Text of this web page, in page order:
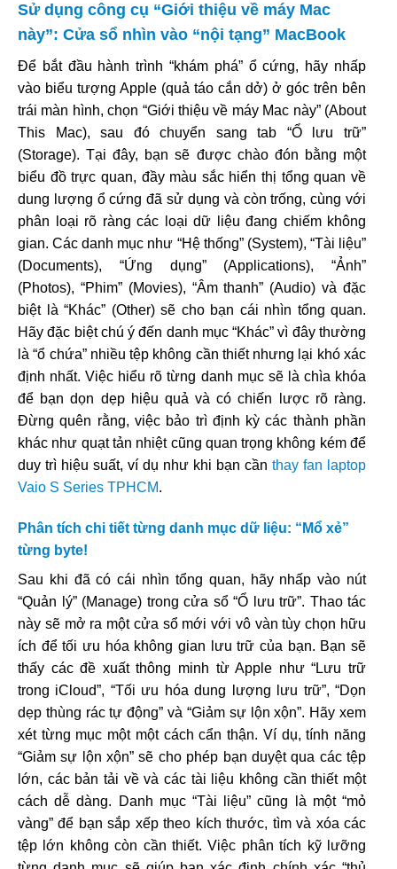
Sử dụng công cụ “Giới thiệu về máy Mac
này”: Cửa sổ nhìn vào “nội tạng” MacBook
Để bắt đầu hành trình “khám phá” ổ cứng, hãy nhấp
vào biểu tượng Apple (quả táo cắn dở) ở góc trên bên
trái màn hình, chọn “Giới thiệu về máy Mac này” (About
This Mac), sau đó chuyển sang tab “Ổ lưu trữ”
(Storage). Tại đây, bạn sẽ được chào đón bằng một
biểu đồ trực quan, đầy màu sắc hiển thị tổng quan về
dung lượng ổ cứng đã sử dụng và còn trống, cùng với
phân loại rõ ràng các loại dữ liệu đang chiếm không
gian. Các danh mục như “Hệ thống” (System), “Tài liệu”
(Documents), “Ứng dụng” (Applications), “Ảnh”
(Photos), “Phim” (Movies), “Âm thanh” (Audio) và đặc
biệt là “Khác” (Other) sẽ cho bạn cái nhìn tổng quan.
Hãy đặc biệt chú ý đến danh mục “Khác” vì đây thường
là “ổ chứa” nhiều tệp không cần thiết nhưng lại khó xác
định nhất. Việc hiểu rõ từng danh mục sẽ là chìa khóa
để bạn dọn dẹp hiệu quả và có chiến lược rõ ràng.
Đừng quên rằng, việc bảo trì định kỳ các thành phần
khác như quạt tản nhiệt cũng quan trọng không kém để
duy trì hiệu suất, ví dụ như khi bạn cần thay fan laptop
Vaio S Series TPHCM.
Phân tích chi tiết từng danh mục dữ liệu: “Mổ xẻ”
từng byte!
Sau khi đã có cái nhìn tổng quan, hãy nhấp vào nút
“Quản lý” (Manage) trong cửa sổ “Ổ lưu trữ”. Thao tác
này sẽ mở ra một cửa sổ mới với vô vàn tùy chọn hữu
ích để tối ưu hóa không gian lưu trữ của bạn. Bạn sẽ
thấy các đề xuất thông minh từ Apple như “Lưu trữ
trong iCloud”, “Tối ưu hóa dung lượng lưu trữ”, “Dọn
dẹp thùng rác tự động” và “Giảm sự lộn xộn”. Hãy xem
xét từng mục một một cách cẩn thận. Ví dụ, tính năng
“Giảm sự lộn xộn” sẽ cho phép bạn duyệt qua các tệp
lớn, các bản tải về và các tài liệu không cần thiết một
cách dễ dàng. Danh mục “Tài liệu” cũng là một “mỏ
vàng” để bạn sắp xếp theo kích thước, tìm và xóa các
tệp lớn không còn cần thiết. Việc phân tích kỹ lưỡng